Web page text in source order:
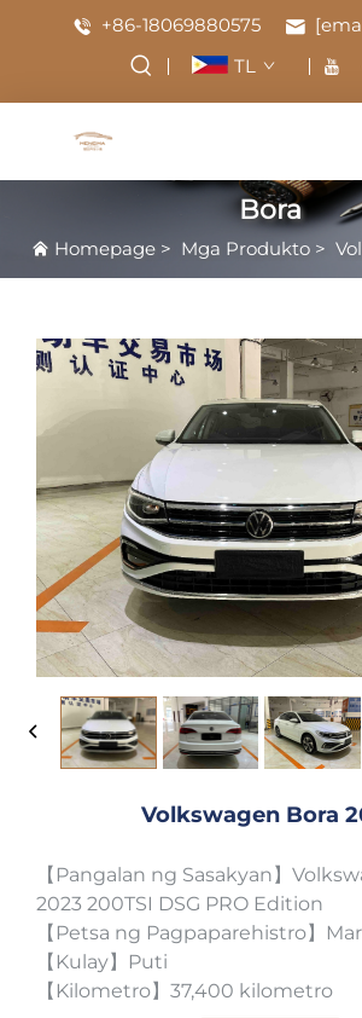
+86-18069880575
TL
Bora
Homepage > Mga Produkto >
Volkswagen Bora
【Pangalan ng Sasakyan】
2023 200TSI DSG PRO Edition
【Petsa ng Pagpaparehistro】
【Kulay】Puti
【Kilometro】37,400 kilometro